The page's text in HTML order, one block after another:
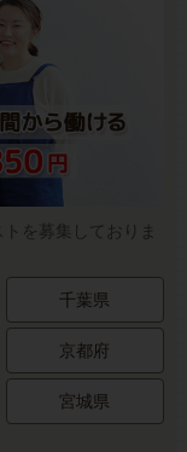
を募集しておりま
千葉県
京都府
宮城県